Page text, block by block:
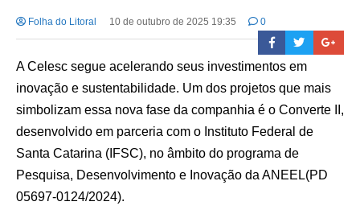
Folha do Litoral 10 de outubro de 2025 19:35 0
A Celesc segue acelerando seus investimentos em
inovação e sustentabilidade. Um dos projetos que mais
simbolizam essa nova fase da companhia é o Converte II,
desenvolvido em parceria com o Instituto Federal de
Santa Catarina (IFSC), no âmbito do programa de
Pesquisa, Desenvolvimento e Inovação da ANEEL(PD
05697-0124/2024).